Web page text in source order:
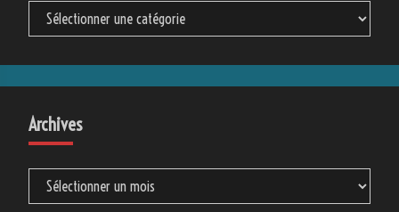
Catégories
Archives
Archives